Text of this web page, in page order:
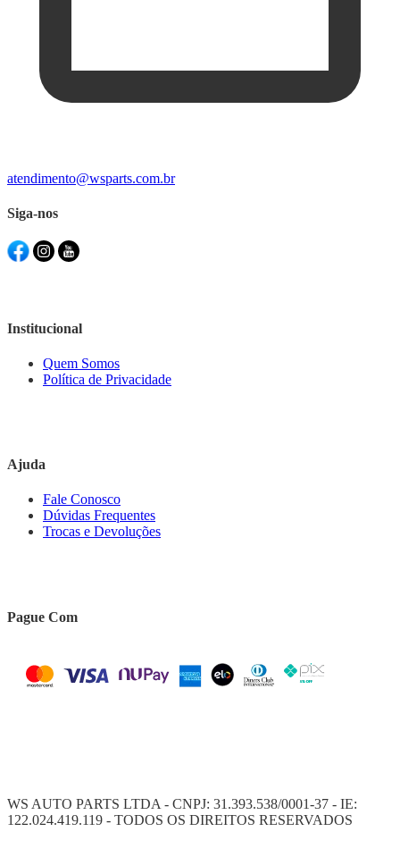
atendimento@wsparts.com.br
Siga-nos
Institucional
Quem Somos
Política de Privacidade
Ajuda
Fale Conosco
Dúvidas Frequentes
Trocas e Devoluções
Pague Com
WS AUTO PARTS LTDA - CNPJ: 31.393.538/0001-37 - IE:
122.024.419.119 - TODOS OS DIREITOS RESERVADOS